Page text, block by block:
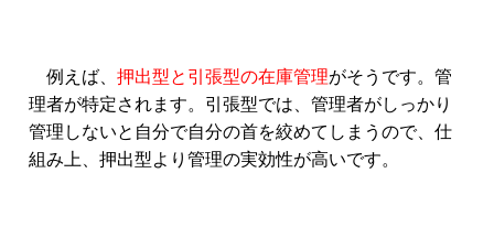
例えば、押出型と引張型の在庫管理がそうです。管
理者が特定されます。引張型では、管理者がしっかり
管理しないと自分で自分の首を絞めてしまうので、仕
組み上、押出型より管理の実効性が高いです。